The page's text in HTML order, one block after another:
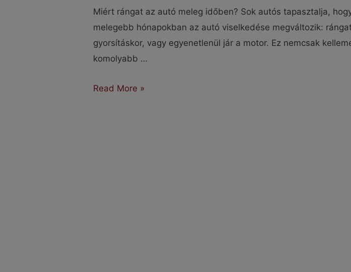
Miért rángat az autó meleg időben? Sok autós tapasztalja,
melegebb hónapokban az autó viselkedése megváltozik:
gyorsításkor, vagy egyenetlenül jár a motor. Ez nemcsak
komolyabb …
Miért
Read More »